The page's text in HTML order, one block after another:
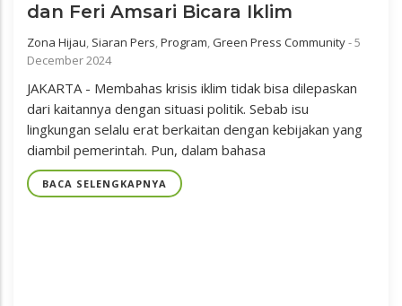
dan Feri Amsari Bicara Iklim
Zona Hijau, Siaran Pers,Program,Green Press Community-5
December 2024
JAKARTA - Membahas krisis iklim tidak bisa dilepaskan
dari kaitannya dengan situasi politik. Sebab isu
lingkungan selalu erat berkaitan dengan kebijakan yang
diambil pemerintah. Pun, dalam bahasa
BACA SELENGKAPNYA